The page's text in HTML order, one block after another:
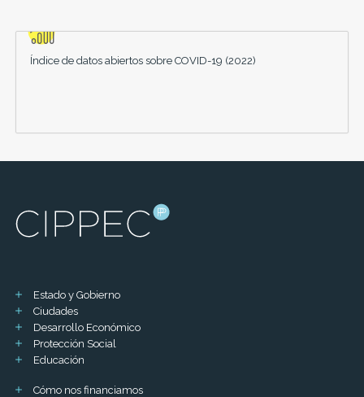
Índice de datos abiertos sobre COVID-19 (2022)
Estado y Gobierno
Ciudades
Desarrollo Económico
Protección Social
Educación
Cómo nos financiamos